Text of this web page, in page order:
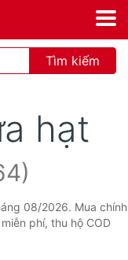
Tìm kiếm
hạt
08/2026. Mua chính
phí, thu hộ COD